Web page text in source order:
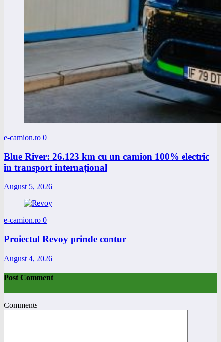
e-camion.ro 0
Blue River: 26.123 km cu un camion 100% electric
în transport internațional
August 5, 2026
e-camion.ro 0
Proiectul Revoy prinde contur
August 4, 2026
Post Comment
Comments